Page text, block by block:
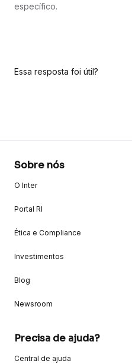
específico.
Essa resposta foi útil?
Sobre nós
O Inter
Portal RI
Ética e Compliance
Investimentos
Blog
Newsroom
Precisa de ajuda?
Central de ajuda